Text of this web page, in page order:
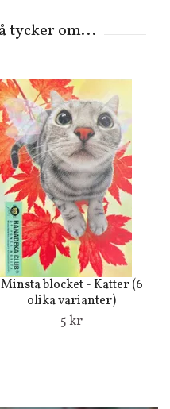
Minsta blocket - Katter (6
olika varianter)
5 kr